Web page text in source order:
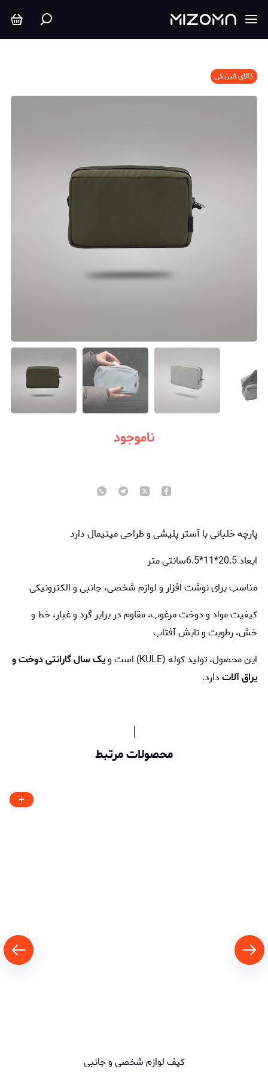
کالای فیزیکی
ناموجود
پارچه خلبانی با آستر پلیشی و طراحی مینیمال دارد
ابعاد 20.5*11*6.5سانتی متر
مناسب برای نوشت افزار و لوازم شخصی، جانبی و الکترونیکی
کیفیت مواد و دوخت مرغوب، مقاوم در برابر گرد و غبار، خط و
خش، رطوبت و تابش آفتاب
این محصول، تولید کوله (KULE) است و
یک سال گارانتی دوخت و
یراق آلاتدارد.
محصولات مرتبط
کیف لوازم شخصی و جانبی